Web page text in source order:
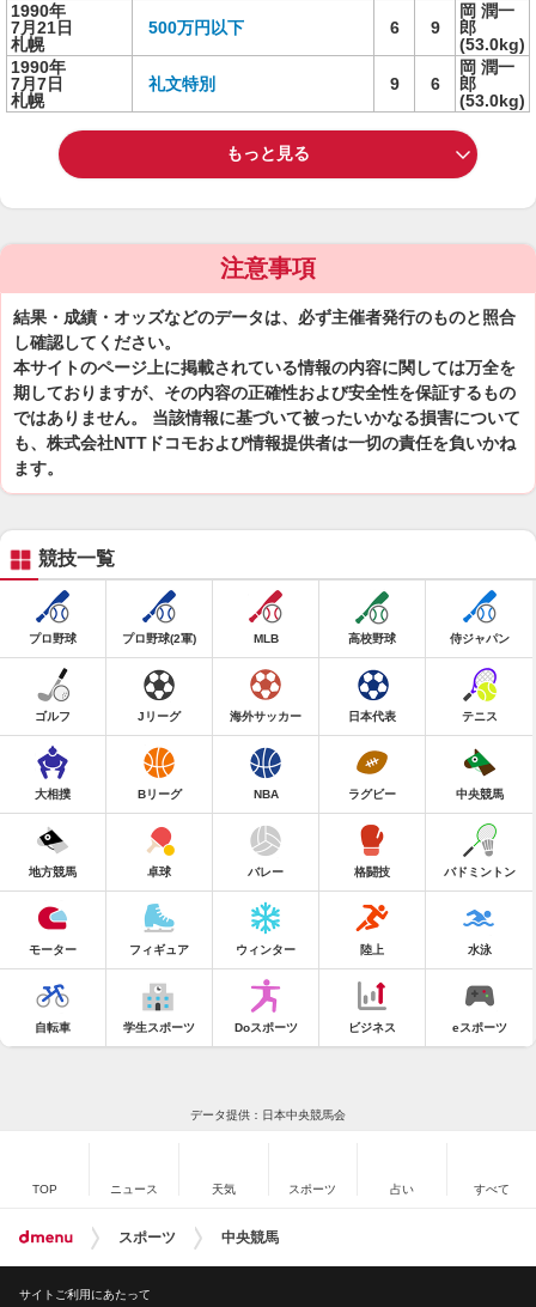
1990年
7月21日
札幌
500万円以下 6 9
岡 潤一
郎
(53.0kg)
1990年
7月7日
札幌
礼文特別 9 6
岡 潤一
郎
(53.0kg)
もっと見る
注意事項
結果・成績・オッズなどのデータは、必ず主催者発行のものと照合
し確認してください。
本サイトのページ上に掲載されている情報の内容に関しては万全を
期しておりますが、その内容の正確性および安全性を保証するもの
ではありません。 当該情報に基づいて被ったいかなる損害について
も、株式会社NTTドコモおよび情報提供者は一切の責任を負いかね
ます。
競技一覧
プロ野球 プロ野球(2軍) MLB 高校野球 侍ジャパン
ゴルフ Jリーグ 海外サッカー 日本代表 テニス
大相撲 Bリーグ NBA ラグビー 中央競馬
地方競馬 卓球 バレー 格闘技 バドミントン
モーター フィギュア ウィンター 陸上 水泳
自転車 学生スポーツ Doスポーツ ビジネス eスポーツ
データ提供：日本中央競馬会
TOP ニュース 天気 スポーツ 占い すべて
スポーツ 中央競馬
サイトご利用にあたって